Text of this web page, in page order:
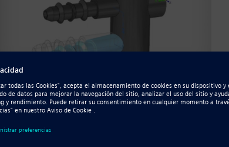
Resource - Video
Reutilización mejorada de los diseños
a partir de otros modelos de CAD 3D